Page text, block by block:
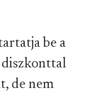
be a
diszkonttal
de nem